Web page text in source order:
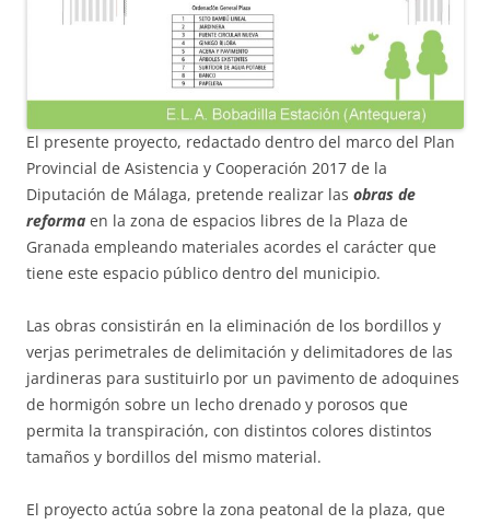
El presente proyecto, redactado dentro del marco del Plan
Provincial de Asistencia y Cooperación 2017 de la
Diputación de Málaga, pretende realizar las obras de
reforma en la zona de espacios libres de la Plaza de
Granada empleando materiales acordes el carácter que
tiene este espacio público dentro del municipio.
Las obras consistirán en la eliminación de los bordillos y
verjas perimetrales de delimitación y delimitadores de las
jardineras para sustituirlo por un pavimento de adoquines
de hormigón sobre un lecho drenado y porosos que
permita la transpiración, con distintos colores distintos
tamaños y bordillos del mismo material.
El proyecto actúa sobre la zona peatonal de la plaza, que